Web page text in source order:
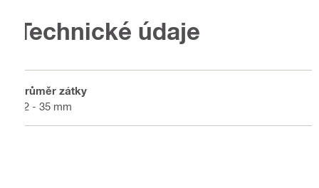
Technické údaje
Průměr zátky
12 - 35 mm